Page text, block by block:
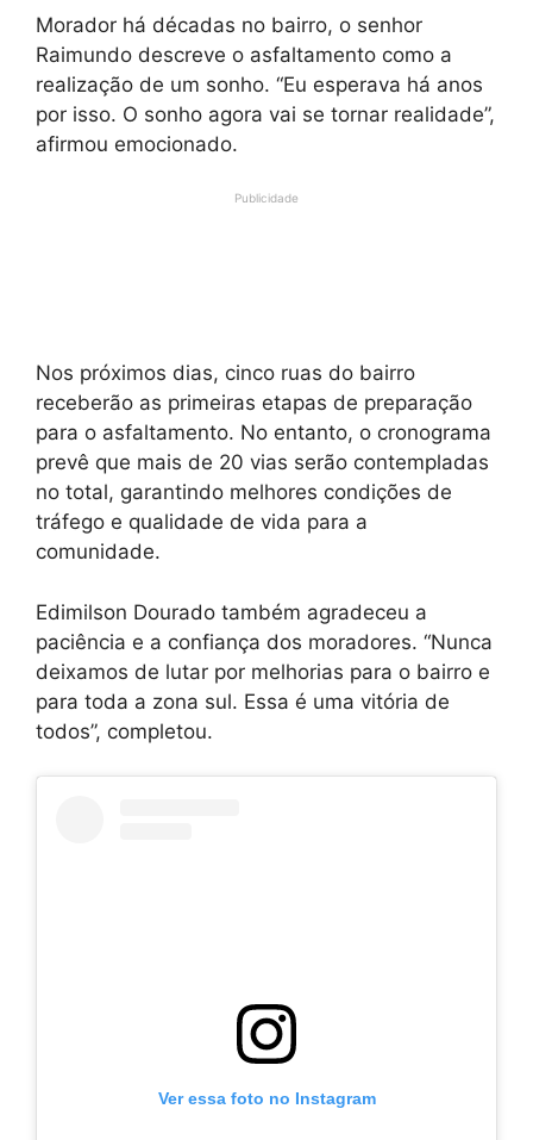
Morador há décadas no bairro, o senhor
Raimundo descreve o asfaltamento como a
realização de um sonho. “Eu esperava há anos
por isso. O sonho agora vai se tornar realidade”,
afirmou emocionado.
Publicidade
Nos próximos dias, cinco ruas do bairro
receberão as primeiras etapas de preparação
para o asfaltamento. No entanto, o cronograma
prevê que mais de 20 vias serão contempladas
no total, garantindo melhores condições de
tráfego e qualidade de vida para a
comunidade.
Edimilson Dourado também agradeceu a
paciência e a confiança dos moradores. “Nunca
deixamos de lutar por melhorias para o bairro e
para toda a zona sul. Essa é uma vitória de
todos”, completou.
Ver essa foto no Instagram